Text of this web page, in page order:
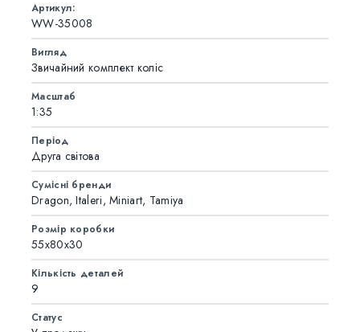
Артикул:
WW-35008
Вигляд
Звичайний комплект коліс
Масштаб
1:35
Період
Друга світова
Сумісні бренди
Dragon, Italeri, Miniart, Tamiya
Розмір коробки
55x80x30
Кількість деталей
9
Статус